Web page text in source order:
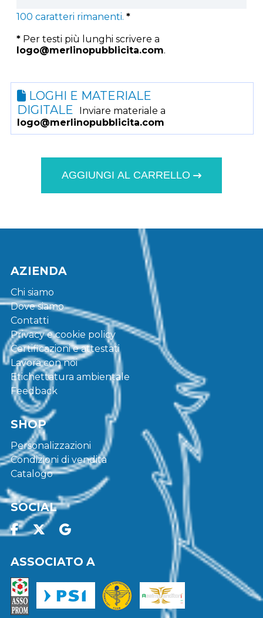
100 caratteri rimanenti. *
* Per testi più lunghi scrivere a
logo@merlinopubblicita.com.
LOGHI E MATERIALE
DIGITALE
Inviare materiale a
logo@merlinopubblicita.com
AGGIUNGI AL CARRELLO
AZIENDA
Chi siamo
Dove siamo
Contatti
Privacy e cookie policy
Certificazioni e attestati
Lavora con noi
Etichettatura ambientale
Feedback
SHOP
Personalizzazioni
Condizioni di vendita
Catalogo
SOCIAL
ASSOCIATO A